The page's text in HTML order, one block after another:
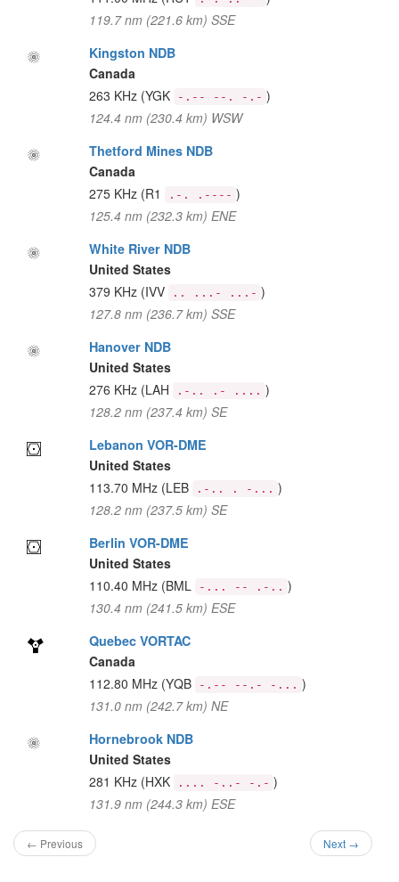
119.7 nm (221.6 km) SSE
Kingston NDB
Canada
263 KHz (YGK -.-- --. -.- )
124.4 nm (230.4 km) WSW
Thetford Mines NDB
Canada
275 KHz (R1 .-. .---- )
125.4 nm (232.3 km) ENE
White River NDB
United States
379 KHz (IVV .. ...- ...- )
127.8 nm (236.7 km) SSE
Hanover NDB
United States
276 KHz (LAH .-.. .- .... )
128.2 nm (237.4 km) SE
Lebanon VOR-DME
United States
113.70 MHz (LEB .-.. . -... )
128.2 nm (237.5 km) SE
Berlin VOR-DME
United States
110.40 MHz (BML -... -- .-.. )
130.4 nm (241.5 km) ESE
Quebec VORTAC
Canada
112.80 MHz (YQB -.-- --.- -... )
131.0 nm (242.7 km) NE
Hornebrook NDB
United States
281 KHz (HXK .... -..- -.- )
131.9 nm (244.3 km) ESE
← Previous Next →